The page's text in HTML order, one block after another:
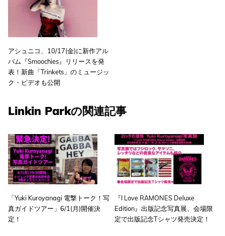
アシュニコ、10/17(金)に新作アル
バム『Smoochies』リリースを発
表！新曲「Trinkets」のミュージッ
ク・ビデオも公開
Linkin Parkの関連記事
「Yuki Kuroyanagi 電撃トーク！写
真ガイドツアー」6/1(月)開催決
定！
『I Love RAMONES Deluxe
Edition』出版記念写真展、会場限
定で出版記念Tシャツ発売決定！